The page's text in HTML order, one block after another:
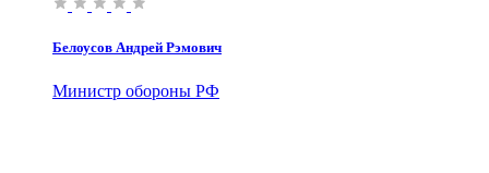
Белоусов Андрей Рэмович
Министр обороны РФ